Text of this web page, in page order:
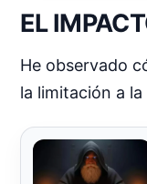
EL
He observado
la limitación a